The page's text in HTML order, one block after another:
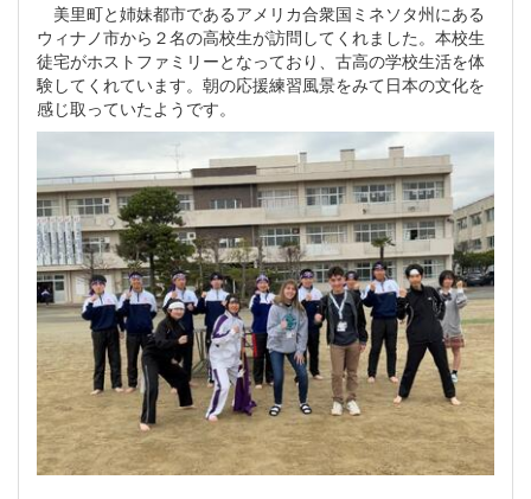
美里町と姉妹都市であるアメリカ合衆国ミネソタ州にある
ウィナノ市から２名の高校生が訪問してくれました。本校生
徒宅がホストファミリーとなっており、古高の学校生活を体
験してくれています。朝の応援練習風景をみて日本の文化を
感じ取っていたようです。